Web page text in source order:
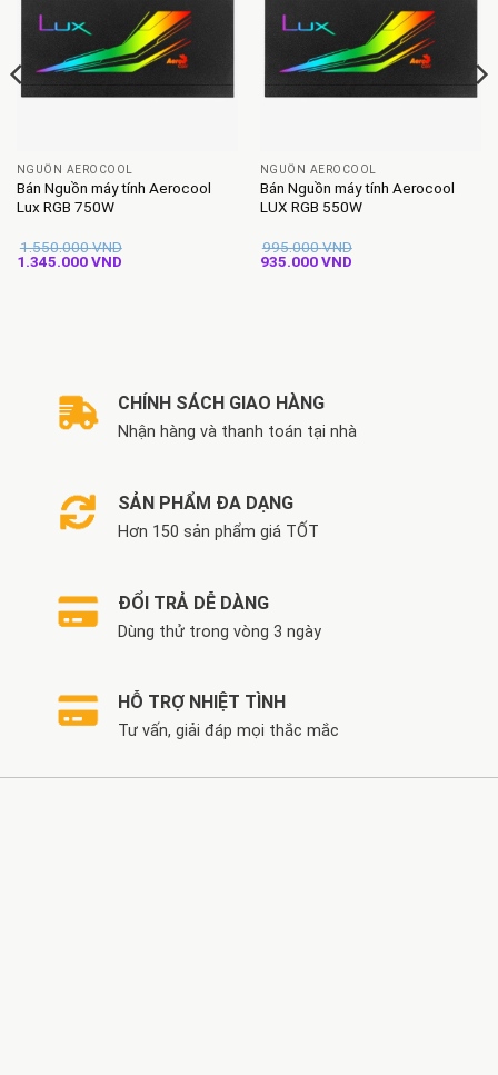
NGUỒN AEROCOOL
Bán Nguồn máy tính Aerocool
Lux RGB 750W
1.550.000VND
Giá
1.345.000VNDGiá
NGUỒN AEROCOOL
Bán Nguồn máy tính Aerocool
LUX RGB 550W
995.000VND
Giá
935.000VNDGiá
CHÍNH SÁCH GIAO HÀNG
Nhận hàng và thanh toán tại nhà
SẢN PHẨM ĐA DẠNG
Hơn 150 sản phẩm giá TỐT
ĐỔI TRẢ DỄ DÀNG
Dùng thử trong vòng 3 ngày
HỖ TRỢ NHIỆT TÌNH
Tư vấn, giải đáp mọi thắc mắc